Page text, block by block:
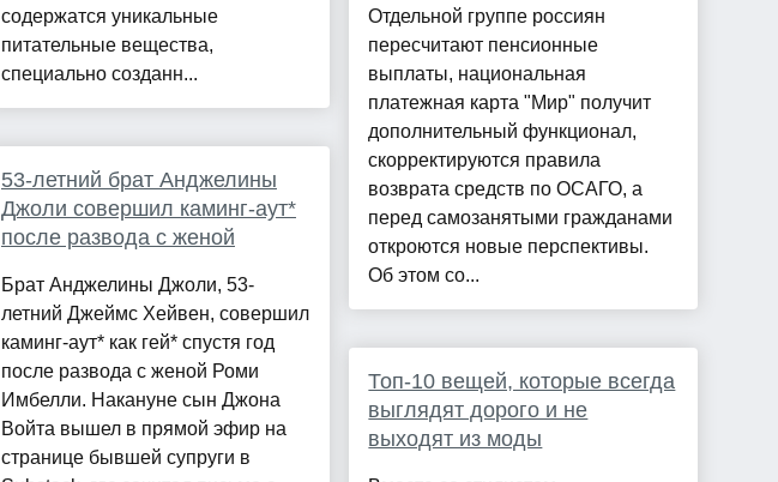
содержатся уникальные
питательные вещества,
специально созданн...
53-летний брат Анджелины
Джоли совершил каминг-аут*
после развода с женой
Брат Анджелины Джоли, 53-
летний Джеймс Хейвен, совершил
каминг-аут* как гей* спустя год
после развода с женой Роми
Имбелли. Накануне сын Джона
Войта вышел в прямой эфир на
странице бывшей супруги в
Отдельной группе россиян
пересчитают пенсионные
выплаты, национальная
платежная карта "Мир" получит
дополнительный функционал,
скорректируются правила
возврата средств по ОСАГО, а
перед самозанятыми гражданами
откроются новые перспективы.
Об этом со...
Топ-10 вещей, которые всегда
выглядят дорого и не
выходят из моды